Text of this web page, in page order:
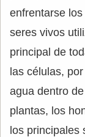
enfrentarse
seres vivos
principal de
las células,
agua dentro
plantas, los
los principales